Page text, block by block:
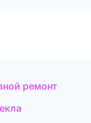
ремонт